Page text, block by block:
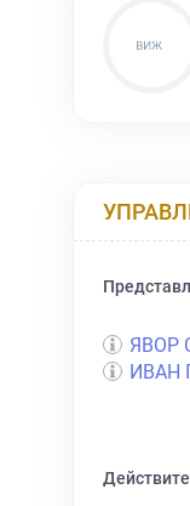
ЯВОР
ИВАН